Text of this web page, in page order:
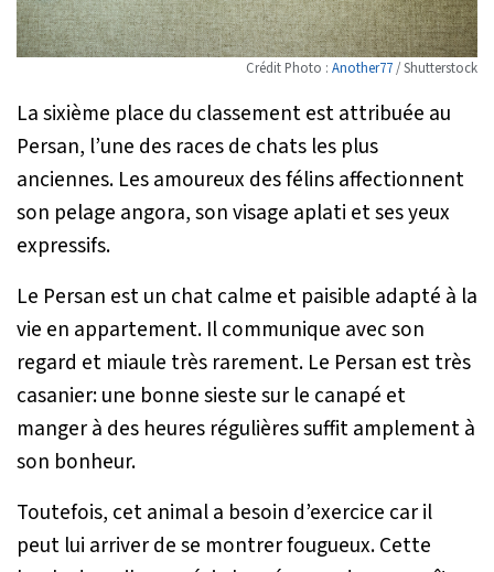
Crédit Photo : Another77/ Shutterstock
La sixième place du classement est attribuée au
Persan, l’une des races de chats les plus
anciennes. Les amoureux des félins affectionnent
son pelage angora, son visage aplati et ses yeux
expressifs.
Le Persan est un chat calme et paisible adapté à la
vie en appartement. Il communique avec son
regard et miaule très rarement. Le Persan est très
casanier: une bonne sieste sur le canapé et
manger à des heures régulières suffit amplement à
son bonheur.
Toutefois, cet animal a besoin d’exercice car il
peut lui arriver de se montrer fougueux. Cette